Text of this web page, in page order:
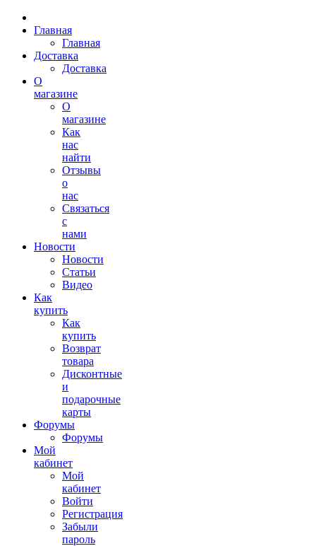
Главная
Главная
Доставка
Доставка
О
магазине
О
магазине
Как
нас
найти
Отзывы
о
нас
Связаться
с
нами
Новости
Новости
Статьи
Видео
Как
купить
Как
купить
Возврат
товара
Дисконтные
и
подарочные
карты
Форумы
Форумы
Мой
кабинет
Мой
кабинет
Войти
Регистрация
Забыли
пароль